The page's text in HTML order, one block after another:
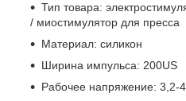
Тип товара:
/ миостимулятор для пресса
Материал: силикон
Ширина импульса: 200US
Рабочее напряжение: 3,2-